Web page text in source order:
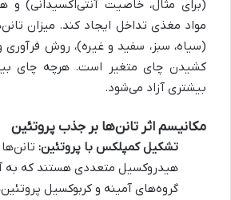
(برای مثال، خاصیت آنتی‌اکسیدانی)
مواد مغذی تداخل ایجاد کند. میزان
(سیاه، سبز، سفید و غیره)، روش
کشیدن چای متغیر است. هرچه چای
بیشتری آزاد می‌شود.
مکانیسم اثر تانن‌ها بر جذب پروتئین
تشکیل کمپلکس با پروتئین:
هیدروکسیل متعددی هستند که به
گروه‌های آمینه و کربوکسیل